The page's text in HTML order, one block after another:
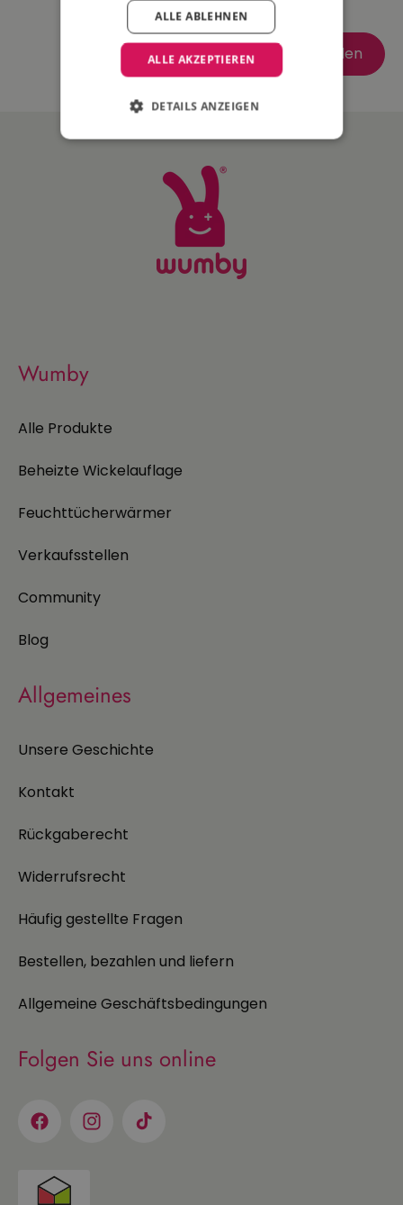
Senden
Wumby
Alle Produkte
Beheizte Wickelauflage
Feuchttücherwärmer
Verkaufsstellen
Community
Blog
Allgemeines
Unsere Geschichte
Kontakt
Rückgaberecht
Widerrufsrecht
Häufig gestellte Fragen
Bestellen, bezahlen und liefern
Allgemeine Geschäftsbedingungen
Folgen Sie uns online
FacebookInstagramTikTok
ALLE AKZEPTIEREN
ALLE ABLEHNEN
DETAILS ANZEIGEN